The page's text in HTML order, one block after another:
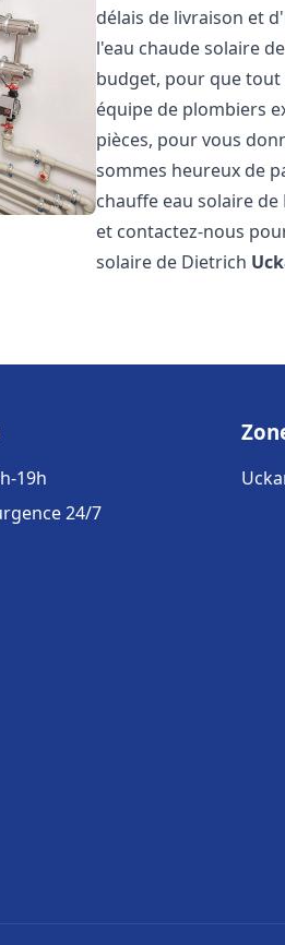
délais de livraison et
l'eau chaude solaire
budget, pour que
équipe de plombiers
pièces, pour vous
sommes heureux de
chauffe eau solaire de
et contactez-nous
solaire de Dietrich
19h
24/7